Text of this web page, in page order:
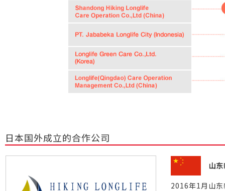
日本国外成立的合作公司
山
2016年1月山